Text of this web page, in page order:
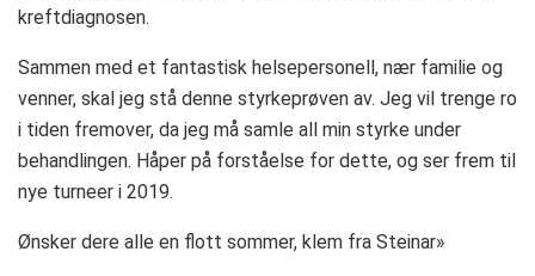
kreftdiagnosen.
Sammen med et fantastisk helsepersonell, nær familie og
venner, skal jeg stå denne styrkeprøven av. Jeg vil trenge ro
i tiden fremover, da jeg må samle all min styrke under
behandlingen. Håper på forståelse for dette, og ser frem til
nye turneer i 2019.
Ønsker dere alle en flott sommer, klem fra Steinar»